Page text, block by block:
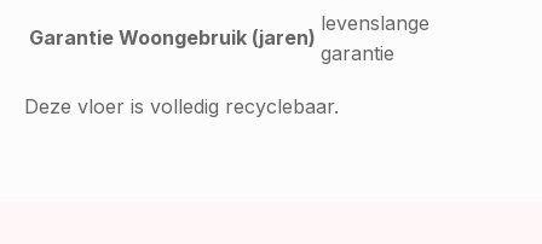
Garantie Woongebruik (jaren)
levenslange
garantie
Deze vloer is volledig recyclebaar.